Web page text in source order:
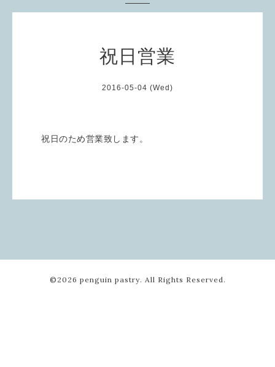
祝日営業
2016-05-04 (Wed)
祝日のため営業致します。
©2026 penguin pastry. All Rights Reserved.